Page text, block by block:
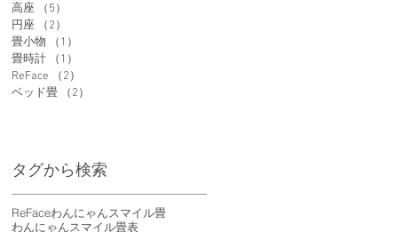
高座
（5）
円座
（2）
畳小物
（1）
畳時計
（1）
ReFace
（2）
ベッド畳
（2）
タグから検索
ReFaceわんにゃんスマイル畳
わんにゃんスマイル畳表